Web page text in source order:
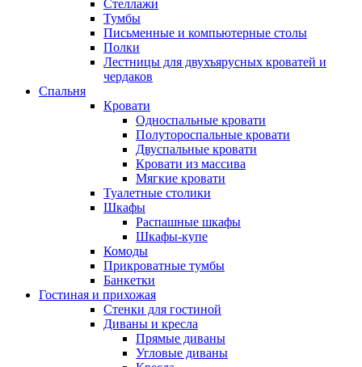
Стеллажи
Тумбы
Письменные и компьютерные столы
Полки
Лестницы для двухъярусных кроватей и
чердаков
Спальня
Кровати
Односпальные кровати
Полутороспальные кровати
Двуспальные кровати
Кровати из массива
Мягкие кровати
Туалетные столики
Шкафы
Распашные шкафы
Шкафы-купе
Комоды
Прикроватные тумбы
Банкетки
Гостиная и прихожая
Стенки для гостиной
Диваны и кресла
Прямые диваны
Угловые диваны